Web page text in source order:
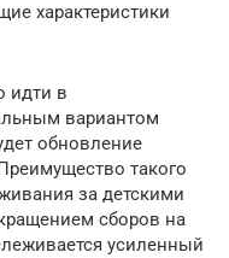
характеристики
идти в
вариантом
обновление
такого
за детскими
сборов на
усиленный